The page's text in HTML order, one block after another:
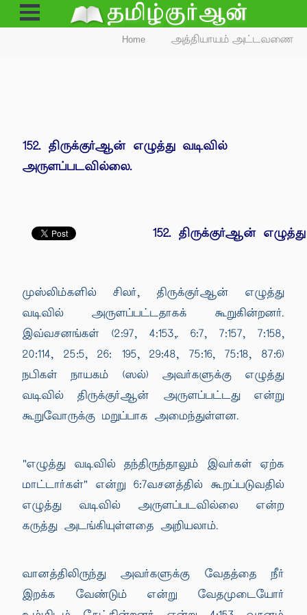
Open
Menu
Home அத்தியாயம் அட்டவணை
152. திருக்குர்ஆன் எழுத்து வடிவில்
அருளப்படவில்லை.
152. திருக்குர்ஆன்
முஸ்லிம்களில் சிலர், திருக்குர்ஆன் எழுத்து
வடிவில் அருளப்பட்டதாகக் கூறுகின்றனர்.
இவ்வசனங்கள் (2:97, 4:153,. 6:7, 7:157, 7:158,
20:114, 25:5, 26: 195, 29:48, 75:16, 75:18, 87:6)
நபிகள் நாயகம் (ஸல்) அவர்களுக்கு எழுத்து
வடிவில் திருக்குர்ஆன் அருளப்பட்டது என்று
கூறுவோருக்கு மறுப்பாக அமைந்துள்ளன.
"எழுத்து வடிவில் தந்திருந்தாலும் இவர்கள் ஏற்க
மாட்டார்கள்" என்று 6:7வசனத்தில் கூறப்படுவதில்
எழுத்து வடிவில் அருளப்படவில்லை என்ற
கருத்து அடங்கியுள்ளதை அறியலாம்.
வானத்திலிருந்து அவர்களுக்கு வேதத்தை நீர்
இறக்க வேண்டும் என்று வேதமுடையோர்